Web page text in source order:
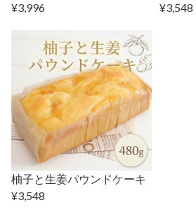
¥3,996
¥3,548
柚子と生姜パウンドケーキ
¥3,548